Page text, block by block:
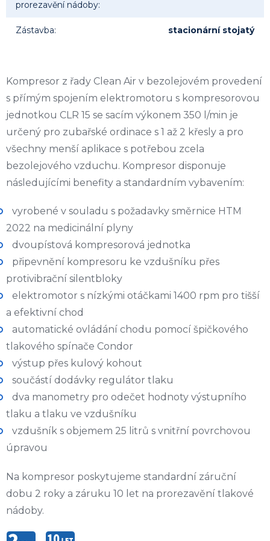
prorezavění nádoby:
Zástavba: stacionární stojatý
Kompresor z řady Clean Air v bezolejovém provedení
s přímým spojením elektromotoru s kompresorovou
jednotkou CLR 15 se sacím výkonem 350 l/min je
určený pro zubařské ordinace s 1 až 2 křesly a pro
všechny menší aplikace s potřebou zcela
bezolejového vzduchu. Kompresor disponuje
následujícími benefity a standardním vybavením:
vyrobené v souladu s požadavky směrnice HTM
2022 na medicinální plyny
dvoupístová kompresorová jednotka
připevnění kompresoru ke vzdušníku přes
protivibrační silentbloky
elektromotor s nízkými otáčkami 1400 rpm pro tišší
a efektivní chod
automatické ovládání chodu pomocí špičkového
tlakového spínače Condor
výstup přes kulový kohout
součástí dodávky regulátor tlaku
dva manometry pro odečet hodnoty výstupního
tlaku a tlaku ve vzdušníku
vzdušník s objemem 25 litrů s vnitřní povrchovou
úpravou
Na kompresor poskytujeme standardní záruční
dobu 2 roky a záruku 10 let na prorezavění tlakové
nádoby.